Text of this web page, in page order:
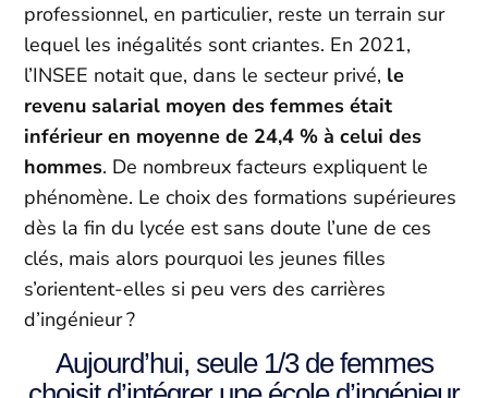
professionnel, en particulier, reste un terrain sur
lequel les inégalités sont criantes. En 2021,
l’INSEE notait que, dans le secteur privé, le
revenu salarial moyen des femmes était
inférieur en moyenne de 24,4 % à celui des
hommes. De nombreux facteurs expliquent le
phénomène. Le choix des formations supérieures
dès la fin du lycée est sans doute l’une de ces
clés, mais alors pourquoi les jeunes filles
s’orientent-elles si peu vers des carrières
d’ingénieur ?
Aujourd’hui, seule 1/3 de femmes